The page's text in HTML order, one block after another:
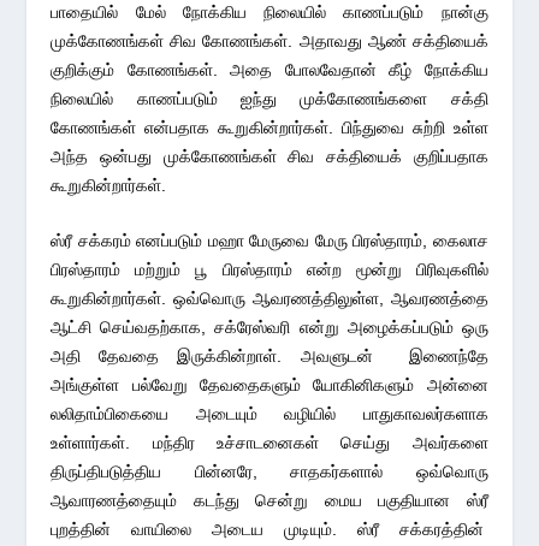
பாதையில் மேல் நோக்கிய நிலையில் காணப்படும் நான்கு
முக்கோணங்கள் சிவ கோணங்கள். அதாவது ஆண் சக்தியைக்
குறிக்கும் கோணங்கள். அதை போலவேதான் கீழ் நோக்கிய
நிலையில் காணப்படும் ஐந்து முக்கோணங்களை சக்தி
கோணங்கள் என்பதாக கூறுகின்றார்கள். பிந்துவை சுற்றி உள்ள
அந்த ஒன்பது முக்கோணங்கள் சிவ சக்தியைக் குறிப்பதாக
கூறுகின்றார்கள்.
ஸ்ரீ சக்கரம் எனப்படும் மஹா மேருவை மேரு பிரஸ்தாரம், கைலாச
பிரஸ்தாரம் மற்றும் பூ பிரஸ்தாரம் என்ற மூன்று பிரிவுகளில்
கூறுகின்றார்கள். ஒவ்வொரு ஆவரணத்திலுள்ள, ஆவரணத்தை
ஆட்சி செய்வதற்காக, சக்ரேஸ்வரி என்று அழைக்கப்படும் ஒரு
அதி தேவதை இருக்கின்றாள். அவளுடன் இணைந்தே
அங்குள்ள பல்வேறு தேவதைகளும் யோகினிகளும் அன்னை
லலிதாம்பிகையை அடையும் வழியில் பாதுகாவலர்களாக
உள்ளார்கள். மந்திர உச்சாடனைகள் செய்து அவர்களை
திருப்திபடுத்திய பின்னரே, சாதகர்களால் ஒவ்வொரு
ஆவாரணத்தையும் கடந்து சென்று மைய பகுதியான ஸ்ரீ
புறத்தின் வாயிலை அடைய முடியும். ஸ்ரீ சக்கரத்தின்